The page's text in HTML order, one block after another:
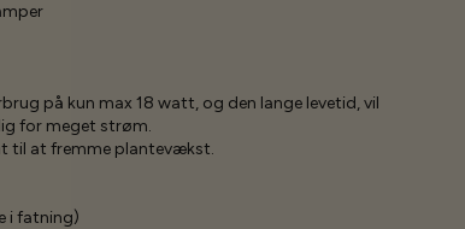
på kun max 18 watt, og den lange levetid, vil
for meget strøm.
til at fremme plantevækst.
i fatning)